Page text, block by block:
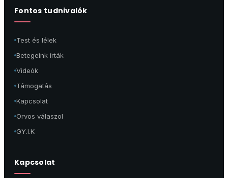
Fontos tudnivalók
Test és lélek
Betegeink írták
Videók
Támogatás
Kapcsolat
Orvos válaszol
GY.I.K
Kapcsolat